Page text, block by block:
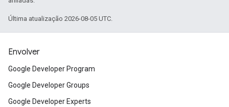
Última atualização 2026-08-05 UTC.
Envolver
Google Developer Program
Google Developer Groups
Google Developer Experts